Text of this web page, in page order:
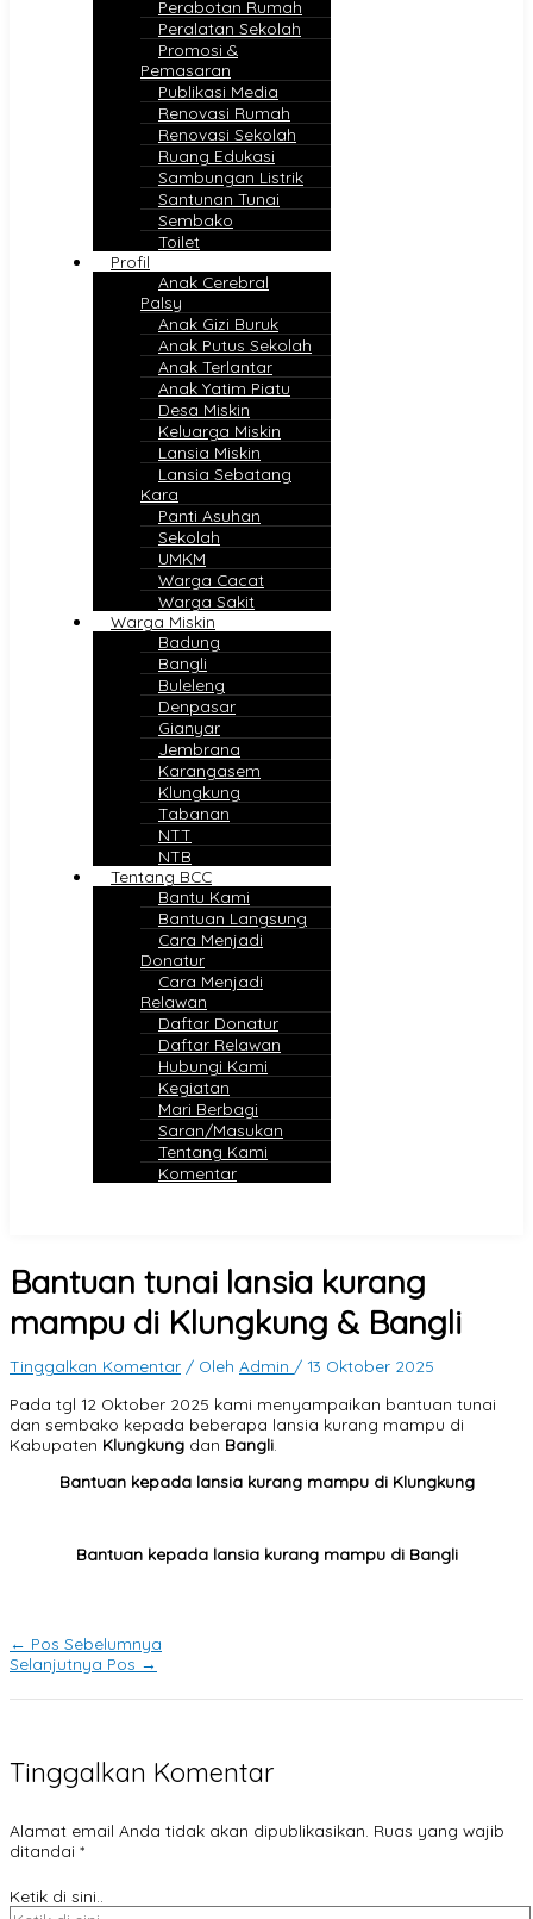
Perabotan Rumah
Peralatan Sekolah
Promosi &
Pemasaran
Publikasi Media
Renovasi Rumah
Renovasi Sekolah
Ruang Edukasi
Sambungan Listrik
Santunan Tunai
Sembako
Toilet
Profil
Anak Cerebral
Palsy
Anak Gizi Buruk
Anak Putus Sekolah
Anak Terlantar
Anak Yatim Piatu
Desa Miskin
Keluarga Miskin
Lansia Miskin
Lansia Sebatang
Kara
Panti Asuhan
Sekolah
UMKM
Warga Cacat
Warga Sakit
Warga Miskin
Badung
Bangli
Buleleng
Denpasar
Gianyar
Jembrana
Karangasem
Klungkung
Tabanan
NTT
NTB
Tentang BCC
Bantu Kami
Bantuan Langsung
Cara Menjadi
Donatur
Cara Menjadi
Relawan
Daftar Donatur
Daftar Relawan
Hubungi Kami
Kegiatan
Mari Berbagi
Saran/Masukan
Tentang Kami
Komentar
Bantuan tunai lansia kurang
mampu di Klungkung & Bangli
Tinggalkan Komentar / Oleh Admin / 13 Oktober 2025
Pada tgl 12 Oktober 2025 kami menyampaikan bantuan tunai
dan sembako kepada beberapa lansia kurang mampu di
Kabupaten Klungkung dan Bangli
Bantuan kepada lansia kurang mampu di Klungkung
Bantuan kepada lansia kurang mampu di Bangli
← Pos Sebelumnya
Selanjutnya Pos →
Tinggalkan Komentar
Alamat email Anda tidak akan dipublikasikan. Ruas yang wajib
ditandai *
Ketik di sini..